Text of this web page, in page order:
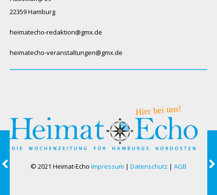
22359 Hamburg
heimatecho-redaktion@gmx.de
heimatecho-veranstaltungen@gmx.de
© 2021 Heimat-Echo Impressum | Datenschutz | AGB